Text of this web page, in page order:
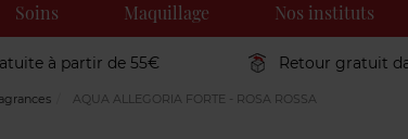
Soins Maquillage Nos instituts
à partir de 55€ Retour gratuit
AQUA ALLEGORIA FORTE - ROSA ROSSA